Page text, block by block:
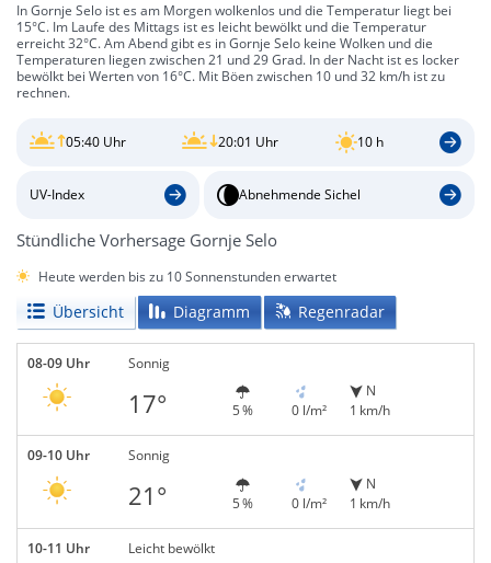
In Gornje Selo ist es am Morgen wolkenlos und die Temperatur liegt bei
15°C. Im Laufe des Mittags ist es leicht bewölkt und die Temperatur
erreicht 32°C. Am Abend gibt es in Gornje Selo keine Wolken und die
Temperaturen liegen zwischen 21 und 29 Grad. In der Nacht ist es locker
bewölkt bei Werten von 16°C. Mit Böen zwischen 10 und 32 km/h ist zu
rechnen.
05:40 Uhr 20:01 Uhr 10 h
UV-Index Abnehmende Sichel
Stündliche Vorhersage Gornje Selo
Heute werden bis zu 10 Sonnenstunden erwartet
Übersicht Diagramm Regenradar
08-09 Uhr Sonnig
17° 5 % 0 l/m²
N
1 km/h
09-10 Uhr Sonnig
21° 5 % 0 l/m²
N
1 km/h
10-11 Uhr Leicht bewölkt